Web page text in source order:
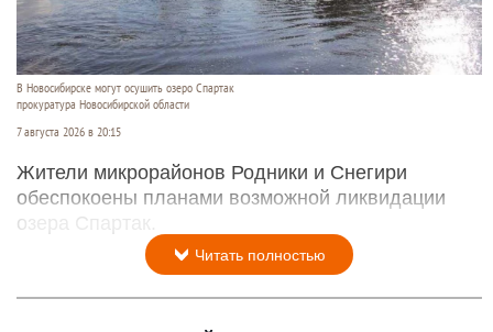
В Новосибирске могут осушить озеро Спартак
прокуратура Новосибирской области
7 августа 2026 в 20:15
Жители микрорайонов Родники и Снегири
обеспокоены планами возможной ликвидации
озера Спартак.
Читать полностью